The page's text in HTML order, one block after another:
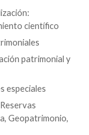
científico
patrimonial y
especiales
Geopatrimonio,